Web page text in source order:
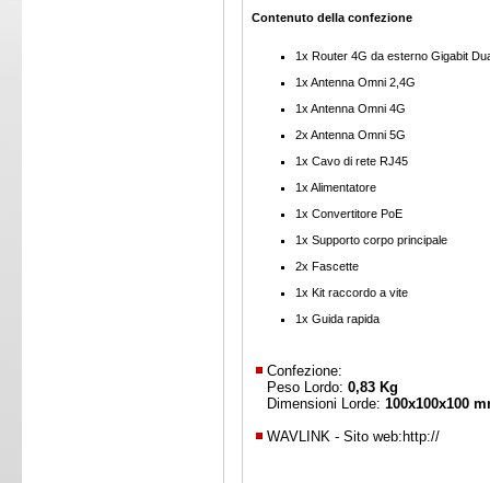
Contenuto della confezione
1x Router 4G da esterno Gigabit
1x Antenna Omni 2,4G
1x Antenna Omni 4G
2x Antenna Omni 5G
1x Cavo di rete RJ45
1x Alimentatore
1x Convertitore PoE
1x Supporto corpo principale
2x Fascette
1x Kit raccordo a vite
1x Guida rapida
Confezione:
Peso Lordo: 0,83 Kg
Dimensioni Lorde: 100x100x100
WAVLINK - Sito web: http://